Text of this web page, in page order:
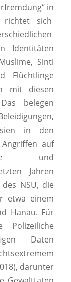
in
richtet sich
Identitäten
Sinti
Flüchtlinge
mit diesen
belegen
in den
auf
und
Jahren
NSU, die
etwa einem
Hanau. Für
Daten
darunter